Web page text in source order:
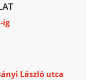
ig
László utca